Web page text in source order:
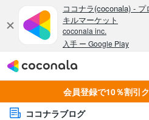
会員登録で10％割引
ココナラブログ